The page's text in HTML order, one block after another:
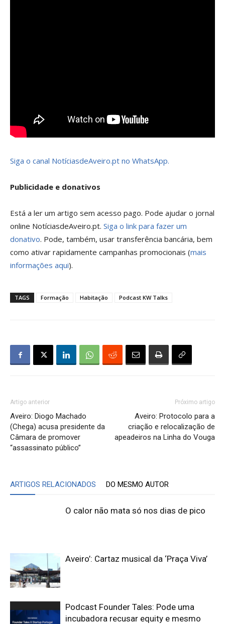
Siga o canal NotíciasdeAveiro.pt no WhatsApp.
Publicidade e donativos
Está a ler um artigo sem acesso pago. Pode ajudar o jornal
online NotíciasdeAveiro.pt. Siga o link para fazer um
donativo. Pode, também, usar transferência bancária, bem
como ativar rapidamente campanhas promocionais (mais
informações aqui).
TAGS Formação Habitação Podcast KW Talks
Artigo anterior
Aveiro: Diogo Machado
(Chega) acusa presidente da
Câmara de promover
“assassinato público”
Próximo artigo
Aveiro: Protocolo para a
criação e relocalização de
apeadeiros na Linha do Vouga
ARTIGOS RELACIONADOS DO MESMO AUTOR
O calor não mata só nos dias de pico
Aveiro’: Cartaz musical da ‘Praça Viva’
Podcast Founder Tales: Pode uma
incubadora recusar equity e mesmo